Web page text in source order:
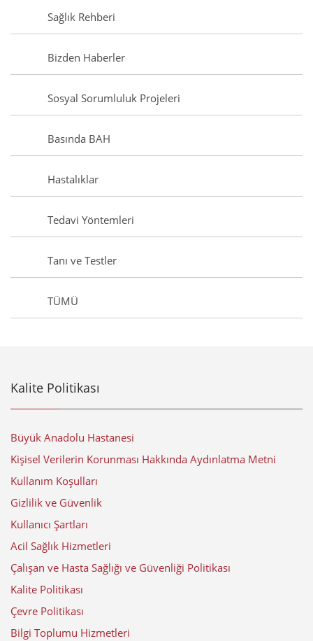
Sağlık Rehberi
Bizden Haberler
Sosyal Sorumluluk Projeleri
Basında BAH
Hastalıklar
Tedavi Yöntemleri
Tanı ve Testler
TÜMÜ
Kalite Politikası
Büyük Anadolu Hastanesi
Kişisel Verilerin Korunması Hakkında Aydınlatma Metni
Kullanım Koşulları
Gizlilik ve Güvenlik
Kullanıcı Şartları
Acil Sağlık Hizmetleri
Çalışan ve Hasta Sağlığı ve Güvenliği Politikası
Kalite Politikası
Çevre Politikası
Bilgi Toplumu Hizmetleri